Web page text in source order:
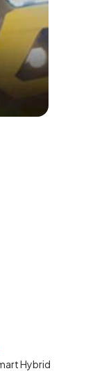
Hybrid